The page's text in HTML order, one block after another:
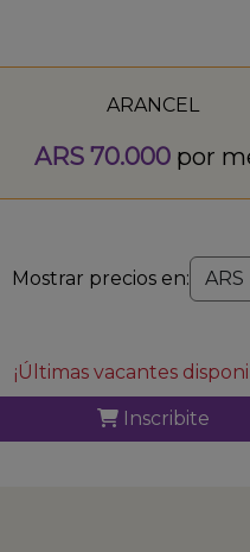
ARANCEL
ARS 70.000por
Mostrar precios en:
¡Últimas vacantes
Inscribite